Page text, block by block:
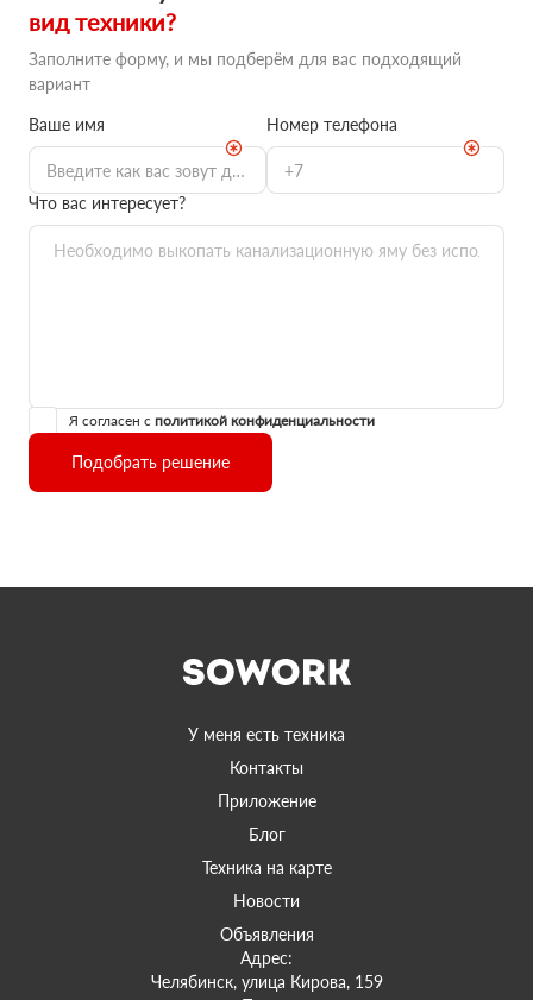
вид техники?
Заполните форму, и мы подберём для вас подходящий
вариант
Ваше имя
Номер телефона
Что вас интересует?
Я согласен с политикой конфиденциальности
Подобрать решение
У меня есть техника
Контакты
Приложение
Блог
Техника на карте
Новости
Объявления
Адрес:
Челябинск, улица Кирова, 159